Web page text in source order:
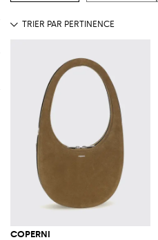
COPERNI